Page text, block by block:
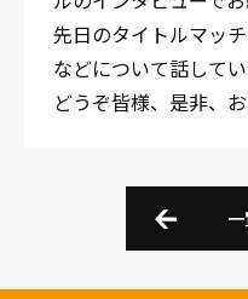
先日のタイトルマッ
などについて話してい
どうぞ皆様、是非、